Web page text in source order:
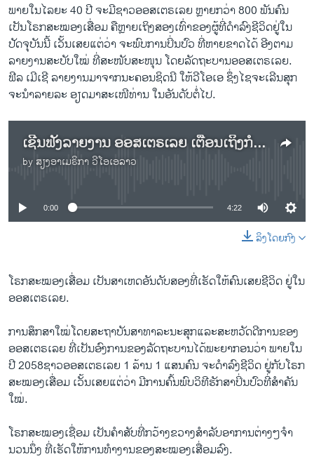
ພາສາຕ່າງໆ
ພາຍໃນໄລຍະ 40 ປີ ຈະມີຊາວອອສເຕຣເລຍ ຫຼາຍກວ່າ 800 ພັນຄົນ
ເປັນໂຣກສະໝອງເສື່ອມ ຄືຫຼາຍເຖິງສອງເທົ່າຂອງຜູ້ທີ່ດຳລົງຊີວິດຢູ່ໃນ
ປັດຈຸບັນນີ້ ເວັ້ນເສຍແຕ່ວ່າ ຈະພົບການປິ່ນປົວ ທີ່ຫາຍຂາດໄດ້ ອີງຕາມ
ລາຍງານສະບັບໃໝ່ ທີ່ສະໜັບສະໜຸນ ໂດຍລັດຖະບານອອສເຕຣເລຍ.
ຟີລ ເມີເຊີ ລາຍງານມາຈາກນະຄອນຊິດນີ ໃຫ້ວີໂອເອ ຊຶ່ງໄຊຈະເລີນສຸກ
ຈະນຳລາຍລະ ອຽດມາສະເໜີທ່ານ ໃນອັນດັບຕໍ່ໄປ.
ເຊີນຟັງລາຍງານ ອອສເຕຣເລຍ ເຕືອນເຖິງກໍລະນີ ໂຣກສະໝອງເສື່ອມ ຈະສູງຂຶ້ນເປັນສອງເທົ່າ ພາຍໃນໄລຍະ 40 ປີຂ້າງໜ້າ
by ສຽງອາເມຣິກາ ວີໂອເອລາວ
No media source currently available
0:00 4:22
ລິງໂດຍກົງ
ໂຣກສະໝອງເສື່ອມ ເປັນສາເຫດອັນດັບສອງທີ່ເຮັດໃຫ້ຄົນເສຍຊີວິດ ຢູ່ໃນ
ອອສເຕຣເລຍ.
ການສຶກສາໃໝ່ໂດຍສະຖາບັນສາທາລະນະສຸກແລະສະຫວັດດີການຂອງ
ອອສເຕຣເລຍ ທີ່ເປັນອົງການຂອງລັດຖະບານໄດ້ພະຍາກອນວ່າ ພາຍໃນ
ປີ 2058ຊາວອອສເຕຣເລຍ 1 ລ້ານ 1 ແສນຄົນ ຈະດຳລົງຊີວິດ ຢູ່ກັບໂຣກ
ສະໝອງເສື່ອມ ເວັ້ນເສຍແຕ່ວ່າ ມີການຄົ້ນພົບວິທີຮັກສາປິ່ນປົວທີ່ສຳຄັນ
ໃໝ່.
ໂຣກສະໝອງເຊື່ອມ ເປັນຄຳສັບທີ່ກວ້າງຂວາງສຳລັບອາການຕ່າງໆຈຳ
ນວນນຶ່ງ ທີ່ເຮັດໃຫ້ການທຳງານຂອງສະໝອງເສື່ອມລົງ.